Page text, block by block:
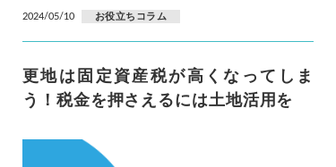
2024/05/10 お役立ちコラム
更地は固定資産税が高くなってしま
う！税金を押さえるには土地活用を